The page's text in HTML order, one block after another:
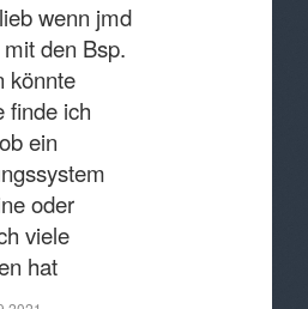
wenn jmd
den Bsp.
könnte
finde ich
ein
oder
viele
hat